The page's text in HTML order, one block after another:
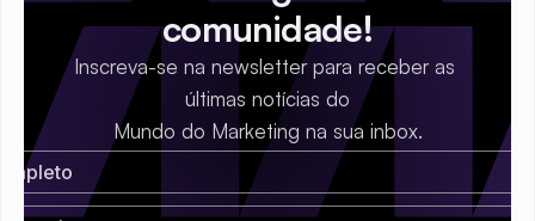
comunidade!
Inscreva-se na newsletter para receber as
últimas notícias do
Mundo do Marketing na sua inbox.